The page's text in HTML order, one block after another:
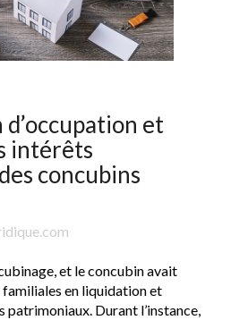
et
intérêts
concubins
et le concubin avait
en liquidation et
patrimoniaux. Durant l’instance,